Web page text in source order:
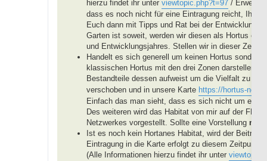
hierzu findet ihr unter viewtopic.php?t=97 /
dass es noch nicht für eine Eintragung reicht, Ihr
Euch dann mit Tipps und Rat bei der Entwicklung
Garten ist soweit, werden wir diesen als Hortus
und Entwicklungsjahres. Stellen wir in dieser Zeit
Handelt es sich generell um keinen Hortus sondern
klassischen Hortus mit den drei Zonen darstellen,
Bestandteile dessen aufweist um die Vielfalt zu
verschoben und in unsere Karte https://hortus-
Einfach das man sieht, dass es sich nicht um
Des weiteren wird das Habitat von mir auf der FB-
Netzwerkes vorgestellt. Sollte eine Vorstellung nicht
Ist es noch kein Hortanes Habitat, wird der Beitrag
Eintragung in die Karte erfolgt zu diesem Zeitpunkt
(Alle Informationen hierzu findet ihr unter